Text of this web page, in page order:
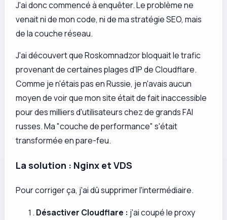
J'ai donc commencé à enquêter. Le problème ne
venait ni de mon code, ni de ma stratégie SEO, mais
de la couche réseau.
J'ai découvert que Roskomnadzor bloquait le trafic
provenant de certaines plages d'IP de Cloudflare.
Comme je n'étais pas en Russie, je n'avais aucun
moyen de voir que mon site était de fait inaccessible
pour des milliers d'utilisateurs chez de grands FAI
russes. Ma "couche de performance" s'était
transformée en pare-feu.
La solution : Nginx et VDS
Pour corriger ça, j'ai dû supprimer l'intermédiaire.
Désactiver Cloudflare : j'ai coupé le proxy